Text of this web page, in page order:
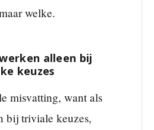
welke.
alleen bij
keuzes
misvatting, want als
bij triviale keuzes,